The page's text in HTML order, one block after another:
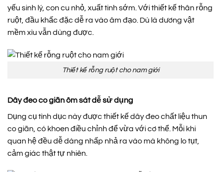
yếu sinh lý, con cu nhỏ, xuất tinh sớm. Với thiết kế thân rỗng
ruột, đầu khấc đặc dễ ra vào âm đạo. Dù là dương vật
mềm xìu vẫn dùng được.
Thiết kế rỗng ruột cho nam giới
Dây đeo co giãn ôm sát dễ sử dụng
Dụng cụ tình dục này được thiết kế dây đeo chất liệu thun
co giãn, có khoen điều chỉnh để vừa với cơ thể. Mỗi khi
quan hệ đều dễ dàng nhấp nhả ra vào mà không lo tụt,
cảm giác thật tự nhiên.